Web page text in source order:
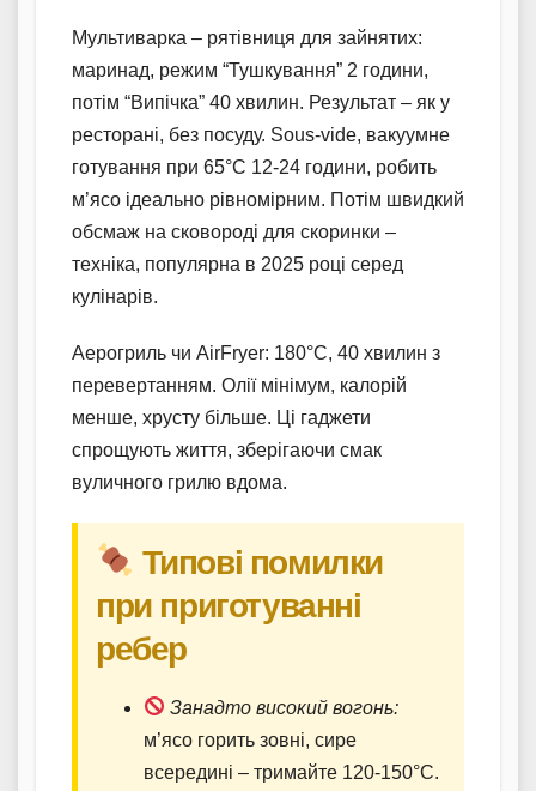
Мультиварка – рятівниця для зайнятих:
маринад, режим “Тушкування” 2 години,
потім “Випічка” 40 хвилин. Результат – як у
ресторані, без посуду. Sous-vide, вакуумне
готування при 65°C 12-24 години, робить
м’ясо ідеально рівномірним. Потім швидкий
обсмаж на сковороді для скоринки –
техніка, популярна в 2025 році серед
кулінарів.
Аерогриль чи AirFryer: 180°C, 40 хвилин з
перевертанням. Олії мінімум, калорій
менше, хрусту більше. Ці гаджети
спрощують життя, зберігаючи смак
вуличного грилю вдома.
Типові помилки
при приготуванні
ребер
Занадто високий вогонь:
м’ясо горить зовні, сире
всередині – тримайте 120-150°C.